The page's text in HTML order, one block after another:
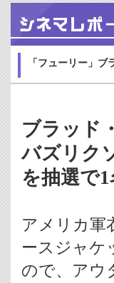
「フューリー」
ブラッド
バズリク
を抽選で
アメリカ軍
ースジャケ
ので、アウ